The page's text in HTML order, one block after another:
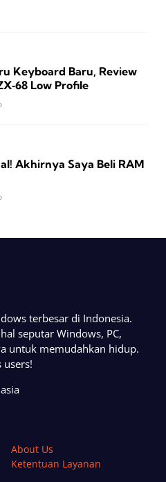
Keyboard Baru, Review
Low Profile
Akhirnya Saya Beli RAM
terbesar di Indonesia.
seputar Windows, PC,
untuk memudahkan hidup.
users!
About Us
Ketentuan Layanan